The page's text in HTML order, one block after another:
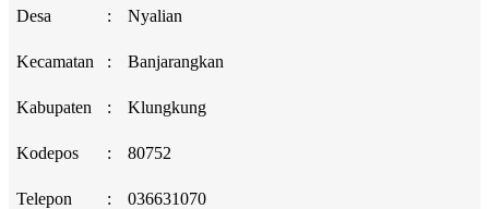
Desa : Nyalian
Kecamatan : Banjarangkan
Kabupaten : Klungkung
Kodepos : 80752
Telepon : 036631070